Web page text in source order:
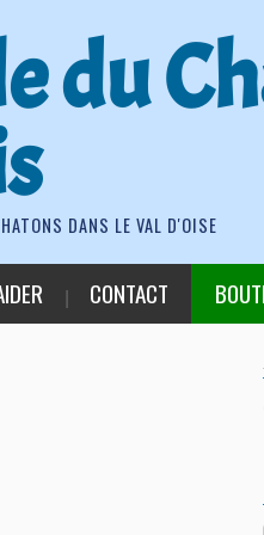
du
DANS LE VAL D'OISE
CONTACT